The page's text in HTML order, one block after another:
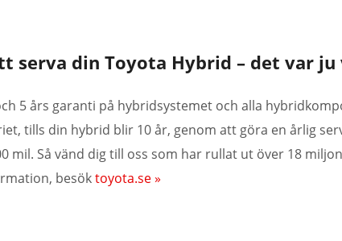
serva din Toyota Hybrid – det var ju
5 års garanti på hybridsystemet och alla
tills din hybrid blir 10 år, genom att göra en årlig
mil. Så vänd dig till oss som har rullat ut över 18
besöktoyota.se »